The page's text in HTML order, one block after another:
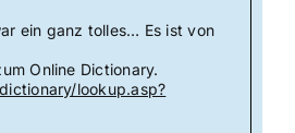
ein ganz tolles… Es ist von
Online Dictionary.
lookup.asp?